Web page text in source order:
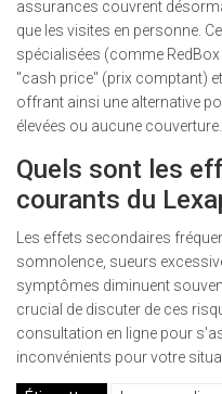
assurances couvrent
que les visites en personne.
spécialisées (comme
"cash price" (prix comptant)
offrant ainsi une alternative
élevées ou aucune couverture.
Quels sont les
courants du
Les effets secondaires
somnolence, sueurs
symptômes diminuent
crucial de discuter de ces
consultation en ligne pour
inconvénients pour votre